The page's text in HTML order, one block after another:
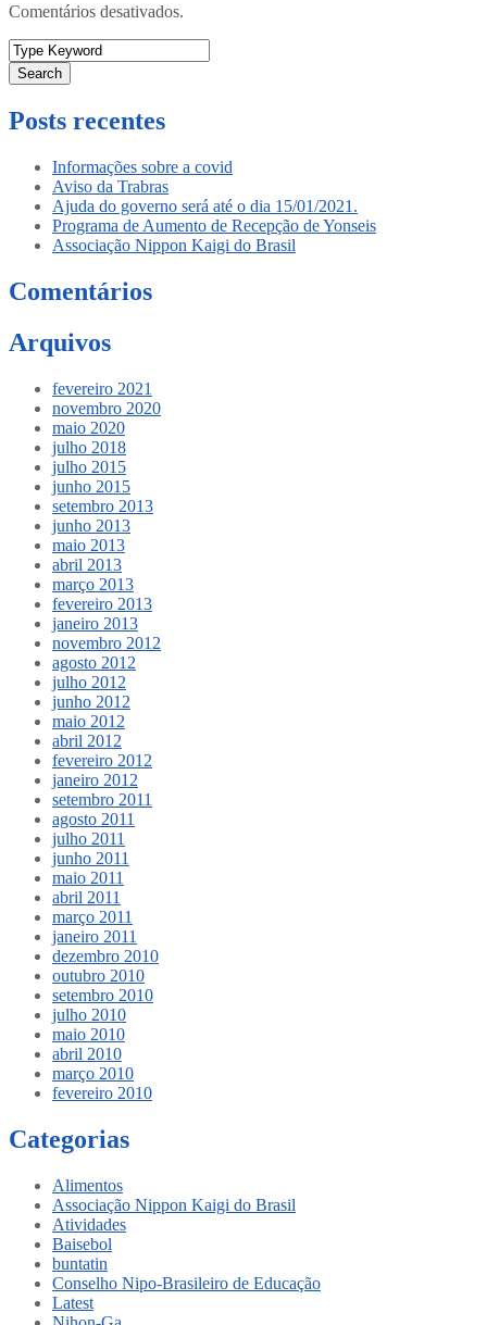
Comentários desativados.
Search
Posts recentes
Informações sobre a covid
Aviso da Trabras
Ajuda do governo será até o dia 15/01/2021.
Programa de Aumento de Recepção de Yonseis
Associação Nippon Kaigi do Brasil
Comentários
Arquivos
fevereiro 2021
novembro 2020
maio 2020
julho 2018
julho 2015
junho 2015
setembro 2013
junho 2013
maio 2013
abril 2013
março 2013
fevereiro 2013
janeiro 2013
novembro 2012
agosto 2012
julho 2012
junho 2012
maio 2012
abril 2012
fevereiro 2012
janeiro 2012
setembro 2011
agosto 2011
julho 2011
junho 2011
maio 2011
abril 2011
março 2011
janeiro 2011
dezembro 2010
outubro 2010
setembro 2010
julho 2010
maio 2010
abril 2010
março 2010
fevereiro 2010
Categorias
Alimentos
Associação Nippon Kaigi do Brasil
Atividades
Baisebol
buntatin
Conselho Nipo-Brasileiro de Educação
Latest